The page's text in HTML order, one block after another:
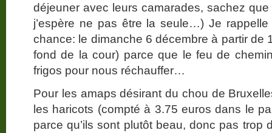
déjeuner avec leurs camarades, sachez
j’espère ne pas être la seule…) Je
chance: le dimanche 6 décembre à partir de
fond de la cour) parce que le feu de
frigos pour nous réchauffer…
Pour les amaps désirant du chou de
les haricots (compté à 3.75 euros dans le
parce qu’ils sont plutôt beau, donc pas trop